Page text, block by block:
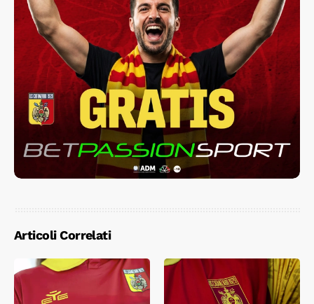
Articoli Correlati